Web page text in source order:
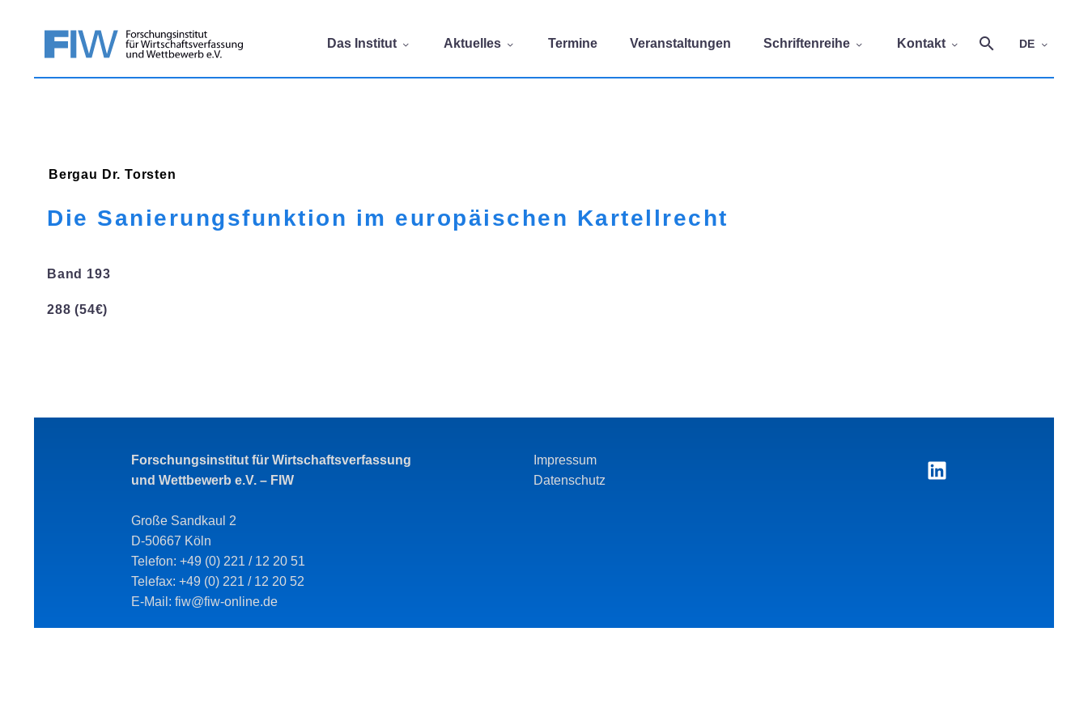
Das Institut Aktuelles Termine Veranstaltungen Schriftenreihe Kontakt DE
Bergau Dr. Torsten
Die Sanierungsfunktion im europäischen Kartellrecht
Band 193
288 (54€)
Forschungsinstitut für Wirtschaftsverfassung
und Wettbewerb e.V. – FIW
Große Sandkaul 2
D-50667 Köln
Telefon: +49 (0) 221 / 12 20 51
Telefax: +49 (0) 221 / 12 20 52
E-Mail: fiw@fiw-online.de
Impressum
Datenschutz